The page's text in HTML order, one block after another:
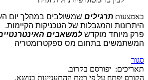
באמצעות תרגילים שמשולבים במהלך יום
היתרונות והמגבלות של הטכניקות הקיימות.
פרק מיוחד מוקדש למשאבים
המשתמשים בתחום מס ספקטרומטריה
סגור
תאריכים: יפורסם בקרוב.
הקורס יפתח על פי רמת ההתעניינות בנושא.